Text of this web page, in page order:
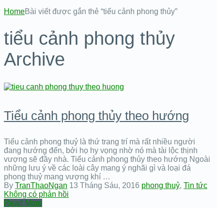
HomeBài viết được gắn thẻ “tiểu cảnh phong thủy”
tiểu cảnh phong thủy
Archive
Tiểu cảnh phong thủy theo hướng
Tiểu cảnh phong thuỷ là thứ trang trí mà rất nhiều người
đang hướng đến, bởi họ hy vọng nhờ nó mà tài lộc thịnh
vượng sẽ đầy nhà. Tiểu cảnh phong thủy theo hướng Ngoài
những lưu ý về các loài cây mang ý nghãi gì và loại đá
phong thuỷ mang vượng khí …
By TranThaoNgan 13 Tháng Sáu, 2016 phong thuỷ, Tin tức
Không có phản hồi
Read More